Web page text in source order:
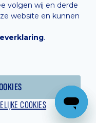
volgen wij en derde
website en kunnen
.
COOKIES